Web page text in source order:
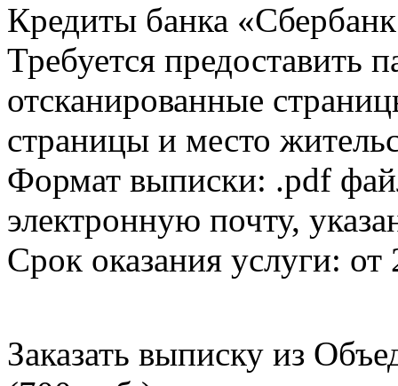
Кредиты банка
Требуется предоставить
отсканированные
страницы и место
Формат выписки: .pdf
электронную почту,
Срок оказания услуги: от
Заказать выписку из